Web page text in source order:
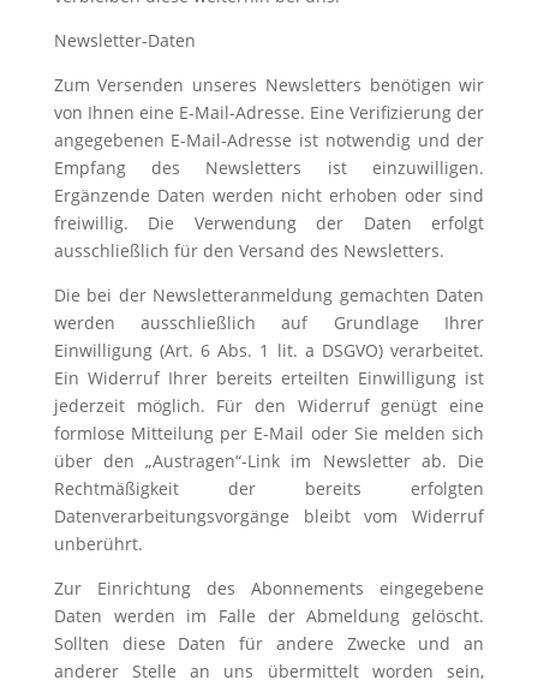
Newsletter-Daten
Zum Versenden unseres Newsletters benötigen wir
von Ihnen eine E-Mail-Adresse. Eine Verifizierung der
angegebenen E-Mail-Adresse ist notwendig und der
Empfang des Newsletters ist einzuwilligen.
Ergänzende Daten werden nicht erhoben oder sind
freiwillig. Die Verwendung der Daten erfolgt
ausschließlich für den Versand des Newsletters.
Die bei der Newsletteranmeldung gemachten Daten
werden ausschließlich auf Grundlage Ihrer
Einwilligung (Art. 6 Abs. 1 lit. a DSGVO) verarbeitet.
Ein Widerruf Ihrer bereits erteilten Einwilligung ist
jederzeit möglich. Für den Widerruf genügt eine
formlose Mitteilung per E-Mail oder Sie melden sich
über den „Austragen“-Link im Newsletter ab. Die
Rechtmäßigkeit der bereits erfolgten
Datenverarbeitungsvorgänge bleibt vom Widerruf
unberührt.
Zur Einrichtung des Abonnements eingegebene
Daten werden im Falle der Abmeldung gelöscht.
Sollten diese Daten für andere Zwecke und an
anderer Stelle an uns übermittelt worden sein,